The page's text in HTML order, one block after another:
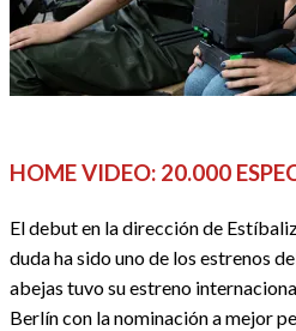
HOME VIDEO: 20.000
El debut en la dirección de
duda ha sido uno de los estrenos
abejas tuvo su estreno
Berlín con la nominación a mejor